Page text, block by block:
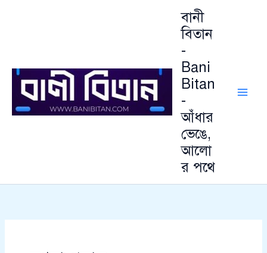
বানী
বিতান
-
Bani
Bitan
-
আঁধার
ভেঙে,
আলো
র পথে